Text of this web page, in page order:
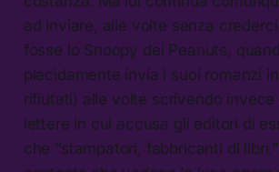
ad inviare, alle volte senza
fosse lo Snoopy dei Peanuts,
placidamente invia i suoi romanzi
rifiutati) alle volte scrivendo invece
lettere in cui accusa gli editori di
che “stampatori, fabbricanti di